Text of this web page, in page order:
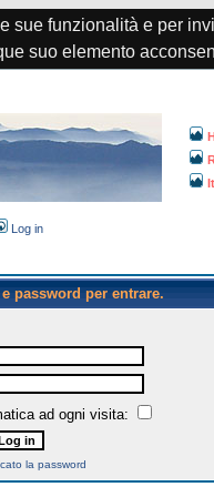
funzionalità e per
suo elemento
Log in
password per entrare.
ad ogni visita:
la password